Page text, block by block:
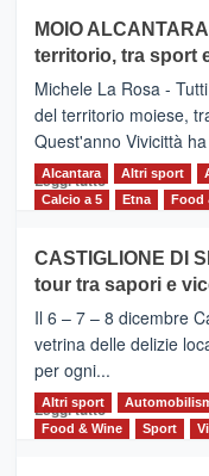
Torna
la
Supermaratona
dell’Etna
MOIO
territorio, tra sport
Michele La Rosa -
del territorio moiese,
Quest'anno Vivicittà
Leggi tutto Leggi
MOIO
ALCANTARA
–
Vivicittà,
alla
scoperta
del
territorio,
Alcantara Altri sport
Calcio a 5
Etna Food
CASTIGLIONE DI
tour tra sapori e
Il 6 – 7 – 8 dicembre
vetrina delle delizie
per ogni...
Leggi tuttoLeggi
di
Altri sport
Food & Wine
Sport